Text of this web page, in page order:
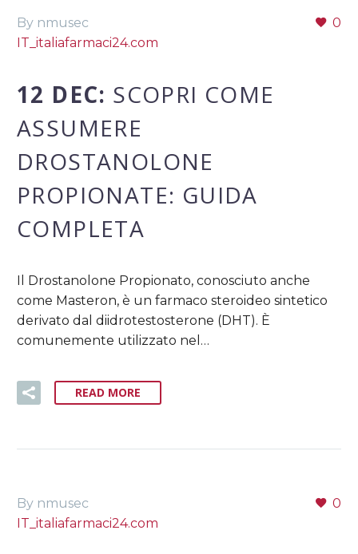
0
By nmusec
IT_italiafarmaci24.com
12 DEC: SCOPRI COME
ASSUMERE
DROSTANOLONE
PROPIONATE: GUIDA
COMPLETA
Il Drostanolone Propionato, conosciuto anche
come Masteron, è un farmaco steroideo sintetico
derivato dal diidrotestosterone (DHT). È
comunemente utilizzato nel…
READ MORE
0
By nmusec
IT_italiafarmaci24.com